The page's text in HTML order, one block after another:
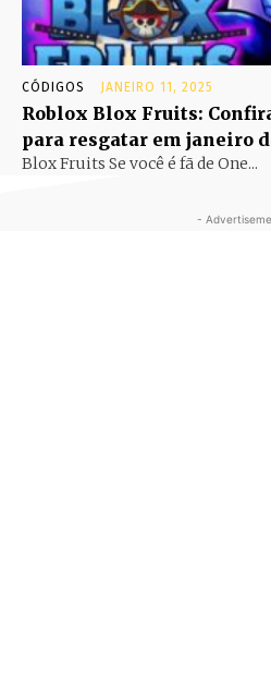
CÓDIGOS JANEIRO 11, 2025
Roblox Blox Fruits:
para resgatar em janeiro
Blox Fruits Se você é fã de One...
-